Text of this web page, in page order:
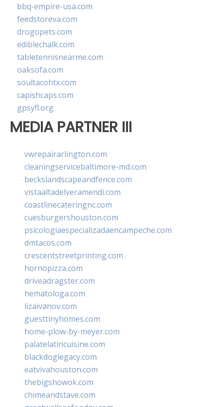
bbq-empire-usa.com
feedstoreva.com
drogopets.com
ediblechalk.com
tabletennisnearme.com
oaksofa.com
soultacohtx.com
capishcaps.com
gpsyfl.org
MEDIA PARTNER III
vwrepairarlington.com
cleaningservicebaltimore-md.com
beckslandscapeandfence.com
vistaaltadelveramendi.com
coastlinecateringnc.com
cuesburgershouston.com
psicologiaespecializadaencampeche.com
dmtacos.com
crescentstreetprinting.com
hornopizza.com
driveadragster.com
hematologa.com
lizaivanov.com
guesttinyhomes.com
home-plow-by-meyer.com
palatelatincuisine.com
blackdoglegacy.com
eatvivahouston.com
thebigshowok.com
chimeandstave.com